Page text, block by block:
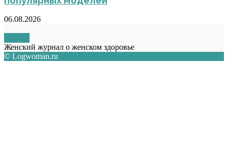
06.08.2026
Женский журнал о женском здоровье
© Logwoman.ru